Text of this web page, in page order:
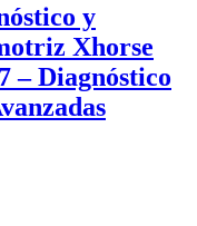
y
Xhorse
– Diagnóstico